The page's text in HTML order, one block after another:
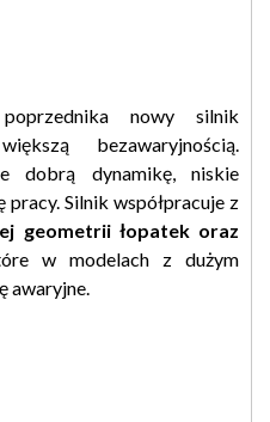
nowy silnik
bezawaryjnością.
dobrą dynamikę, niskie
Silnik współpracuje z
geometrii łopatek oraz
w modelach z dużym
awaryjne.